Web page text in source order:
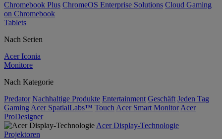
Chromebook Plus ChromeOS Enterprise Solutions Cloud Gaming
on Chromebook
Tablets
Nach Serien
Acer Iconia
Monitore
Nach Kategorie
Predator Nachhaltige Produkte Entertainment Geschäft Jeden Tag
Gaming Acer SpatialLabs™ Touch Acer Smart Monitor Acer
ProDesigner
Acer Display-Technologie
Projektoren